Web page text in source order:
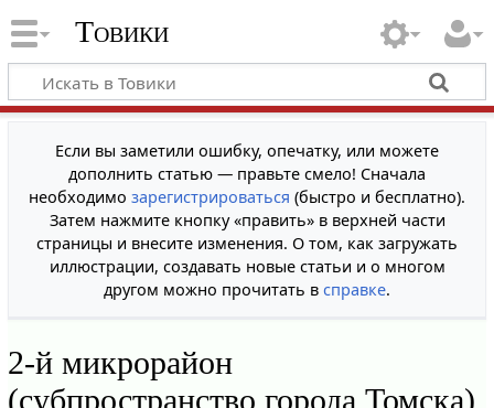
Товики
Если вы заметили ошибку, опечатку, или можете
дополнить статью — правьте смело! Сначала
необходимо зарегистрироваться (быстро и бесплатно).
Затем нажмите кнопку «править» в верхней части
страницы и внесите изменения. О том, как загружать
иллюстрации, создавать новые статьи и о многом
другом можно прочитать в справке.
2-й микрорайон
(субпространство города Томска)